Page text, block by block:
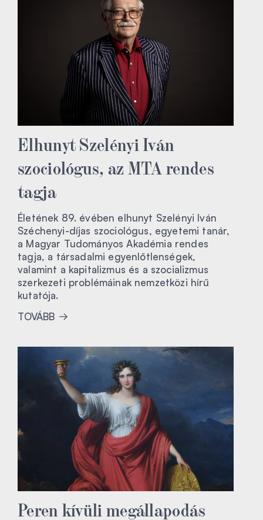
Elhunyt Szelényi Iván
szociológus, az MTA rendes
tagja
Életének 89. évében elhunyt Szelényi Iván
Széchenyi-díjas szociológus, egyetemi tanár,
a Magyar Tudományos Akadémia rendes
tagja, a társadalmi egyenlőtlenségek,
valamint a kapitalizmus és a szocializmus
szerkezeti problémáinak nemzetközi hírű
kutatója.
TOVÁBB
Peren kívüli megállapodás